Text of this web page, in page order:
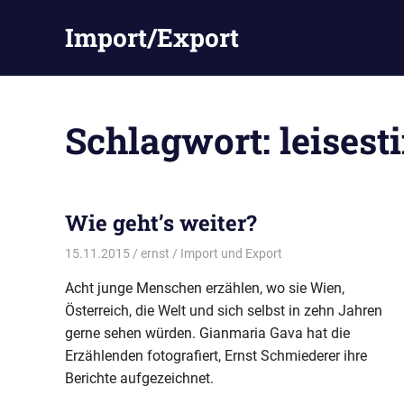
Import/Export
Schlagwort:
Wie geht’s weiter?
15.11.2015 ernst Import und Export
Acht junge Menschen erzählen, wo sie Wien,
Österreich, die Welt und sich selbst in zehn Jahren
gerne sehen würden. Gianmaria Gava hat die
Erzählenden fotografiert, Ernst Schmiederer ihre
Berichte aufgezeichnet.